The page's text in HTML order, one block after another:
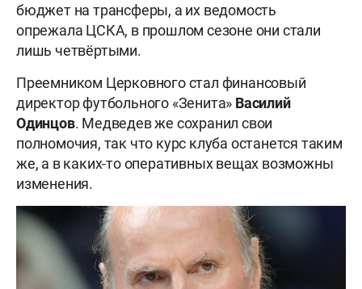
бюджет на трансферы, а их ведомость
опрежала ЦСКА, в прошлом сезоне они стали
лишь четвёртыми.
Преемником Церковного стал финансовый
директор футбольного «Зенита» Василий
Одинцов. Медведев же сохранил свои
полномочия, так что курс клуба останется таким
же, а в каких-то оперативных вещах возможны
изменения.